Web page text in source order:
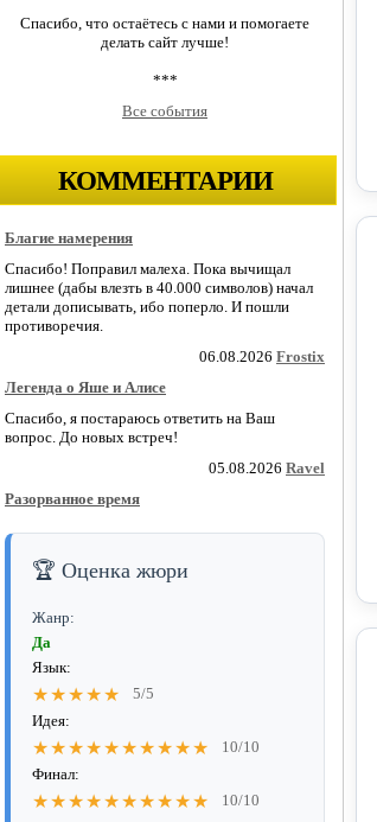
Спасибо, что остаётесь с нами и помогаете
делать сайт лучше!
***
Все события
КОММЕНТАРИИ
Благие намерения
Спасибо! Поправил малеха. Пока вычищал
лишнее (дабы влезть в 40.000 символов) начал
детали дописывать, ибо поперло. И пошли
противоречия.
06.08.2026 Frostix
Легенда о Яше и Алисе
Спасибо, я постараюсь ответить на Ваш
вопрос. До новых встреч!
05.08.2026 Ravel
Разорванное время
🏆 Оценка жюри
Жанр:
Да
Язык:
★★★★★
5/5
Идея:
★★★★★★★★★★
10/10
Финал:
★★★★★★★★★★ 10/10